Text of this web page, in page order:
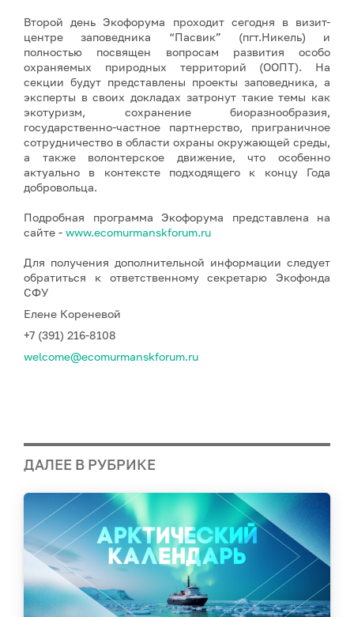
Второй день Экофорума проходит сегодня в визит-
центре заповедника “Пасвик” (пгт.Никель) и
полностью посвящен вопросам развития особо
охраняемых природных территорий (ООПТ). На
секции будут представлены проекты заповедника, а
эксперты в своих докладах затронут такие темы как
экотуризм, сохранение биоразнообразия,
государственно-частное партнерство, приграничное
сотрудничество в области охраны окружающей среды,
а также волонтерское движение, что особенно
актуально в контексте подходящего к концу Года
добровольца.
Подробная программа Экофорума представлена на
сайте - www.ecomurmanskforum.ru
Для получения дополнительной информации следует
обратиться к ответственному секретарю Экофонда
СФУ
Елене Кореневой
+7 (391) 216-8108
welcome@ecomurmanskforum.ru
ДАЛЕЕ В РУБРИКЕ